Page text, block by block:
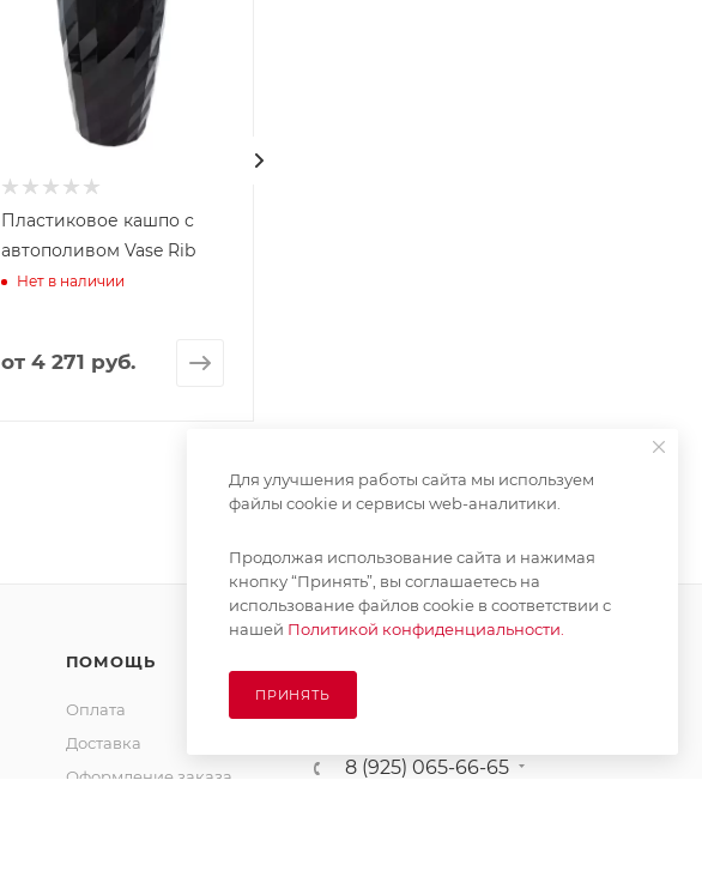
Пластиковое кашпо с
автополивом Vase Rib
Нет в наличии
от 4 271 руб.
ПОМОЩЬ
Оплата
Доставка
Оформление заказа
8 (925) 065-66-65
Для улучшения работы сайта мы используем
файлы cookie и сервисы web-аналитики.
Продолжая использование сайта и нажимая
кнопку “Принять”, вы соглашаетесь на
использование файлов cookie в соответствии с
нашей Политикой конфиденциальности.
ПРИНЯТЬ